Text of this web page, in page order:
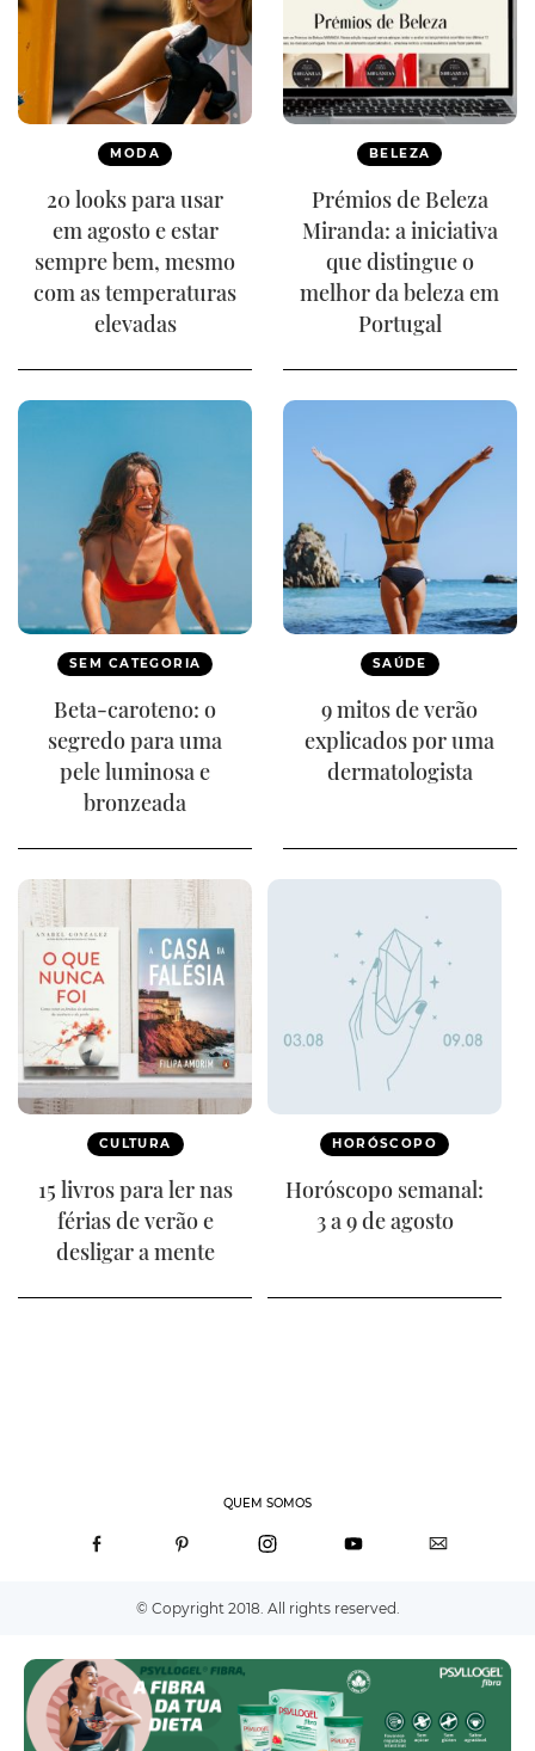
MODA
20 looks para usar
em agosto e estar
sempre bem, mesmo
com as temperaturas
elevadas
BELEZA
Prémios de Beleza
Miranda: a iniciativa
que distingue o
melhor da beleza em
Portugal
SEM CATEGORIA
Beta-caroteno: o
segredo para uma
pele luminosa e
bronzeada
SAÚDE
9 mitos de verão
explicados por uma
dermatologista
CULTURA
15 livros para ler nas
férias de verão e
desligar a mente
HORÓSCOPO
Horóscopo semanal:
3 a 9 de agosto
QUEM SOMOS
© Copyright 2018. All rights reserved.